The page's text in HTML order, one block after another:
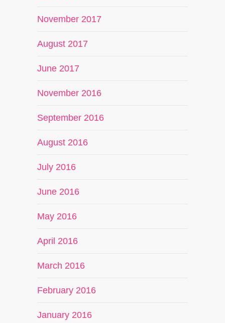
November 2017
August 2017
June 2017
November 2016
September 2016
August 2016
July 2016
June 2016
May 2016
April 2016
March 2016
February 2016
January 2016